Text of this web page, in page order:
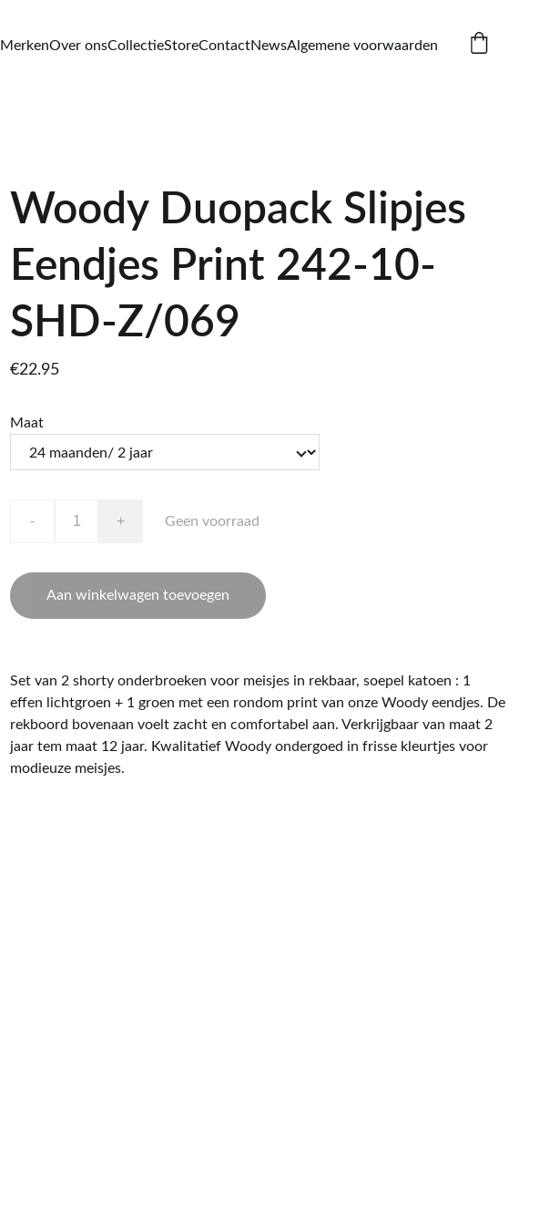
MerkenOver onsCollectieStoreContactNewsAlgemene voorwaarden
Woody Duopack Slipjes
Eendjes Print 242-10-
SHD-Z/069
€22.95
Maat
- + Geen voorraad
Aan winkelwagen toevoegen
Set van 2 shorty onderbroeken voor meisjes in rekbaar, soepel katoen : 1
effen lichtgroen + 1 groen met een rondom print van onze Woody eendjes. De
rekboord bovenaan voelt zacht en comfortabel aan. Verkrijgbaar van maat 2
jaar tem maat 12 jaar. Kwalitatief Woody ondergoed in frisse kleurtjes voor
modieuze meisjes.